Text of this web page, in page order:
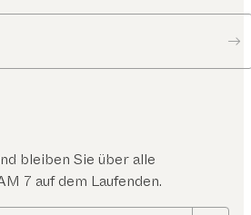
bleiben Sie über alle
7 auf dem Laufenden.